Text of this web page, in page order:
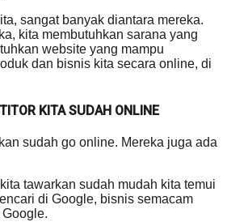
sangat banyak diantara mereka.
kita membutuhkan sarana yang
website yang mampu
dan bisnis kita secara online, di
KITA SUDAH ONLINE
sudah go online. Mereka juga ada
tawarkan sudah mudah kita temui
di Google, bisnis semacam